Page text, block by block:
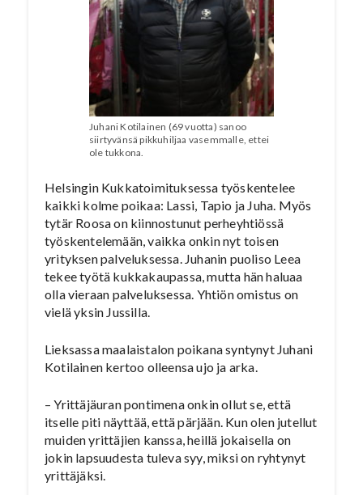
Juhani Kotilainen (69 vuotta) sanoo
siirtyvänsä pikkuhiljaa vasemmalle, ettei
ole tukkona.
Helsingin Kukkatoimituksessa työskentelee
kaikki kolme poikaa: Lassi, Tapio ja Juha. Myös
tytär Roosa on kiinnostunut perheyhtiössä
työskentelemään, vaikka onkin nyt toisen
yrityksen palveluksessa. Juhanin puoliso Leea
tekee työtä kukkakaupassa, mutta hän haluaa
olla vieraan palveluksessa. Yhtiön omistus on
vielä yksin Jussilla.
Lieksassa maalaistalon poikana syntynyt Juhani
Kotilainen kertoo olleensa ujo ja arka.
– Yrittäjäuran pontimena onkin ollut se, että
itselle piti näyttää, että pärjään. Kun olen jutellut
muiden yrittäjien kanssa, heillä jokaisella on
jokin lapsuudesta tuleva syy, miksi on ryhtynyt
yrittäjäksi.